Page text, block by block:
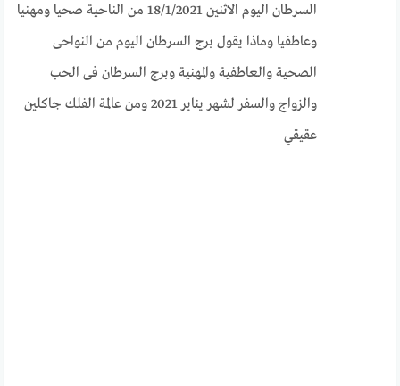
السرطان اليوم الاثنين 18/1/2021 من الناحية صحيا ومهنيا
وعاطفيا وماذا يقول برج السرطان اليوم من النواحى
الصحية والعاطفية والمهنية وبرج السرطان فى الحب
والزواج والسفر لشهر يناير 2021 ومن عالمة الفلك جاكلين
عقيقي